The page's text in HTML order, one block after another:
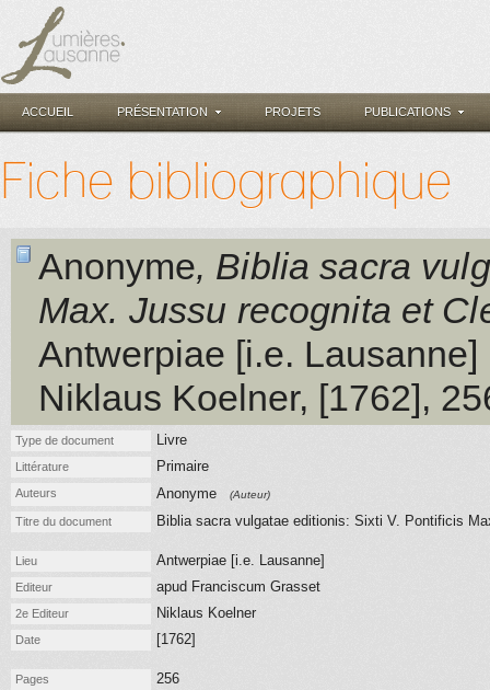
ACCUEIL PRÉSENTATION PROJETS PUBLICATIONS
Fiche bibliographique
Anonyme, Biblia sacra
Max. Jussu recognita et
Antwerpiae [i.e. Lausanne]
Niklaus Koelner, [1762],
Type de document Livre
Littérature Primaire
Auteurs Anonyme (Auteur)
Titre du document Biblia sacra vulgatae editionis: Sixti V. Pontificis
Lieu Antwerpiae [i.e. Lausanne]
Editeur apud Franciscum Grasset
2e Editeur Niklaus Koelner
Date [1762]
Pages 256